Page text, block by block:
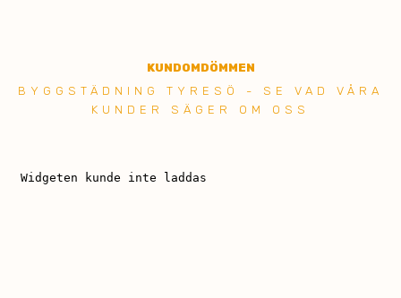
KUNDOMDÖMMEN
BYGGSTÄDNING TYRESÖ - SE VAD VÅRA
KUNDER SÄGER OM OSS